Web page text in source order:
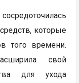
которые
того времени.
свой
для ухода